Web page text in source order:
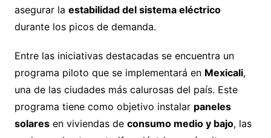
asegurar la estabilidad del sistema eléctrico
durante los picos de demanda.
Entre las iniciativas destacadas se encuentra un
programa piloto que se implementará en Mexicali,
una de las ciudades más calurosas del país. Este
programa tiene como objetivo instalar paneles
solaresen viviendas de consumo medio y bajo, las